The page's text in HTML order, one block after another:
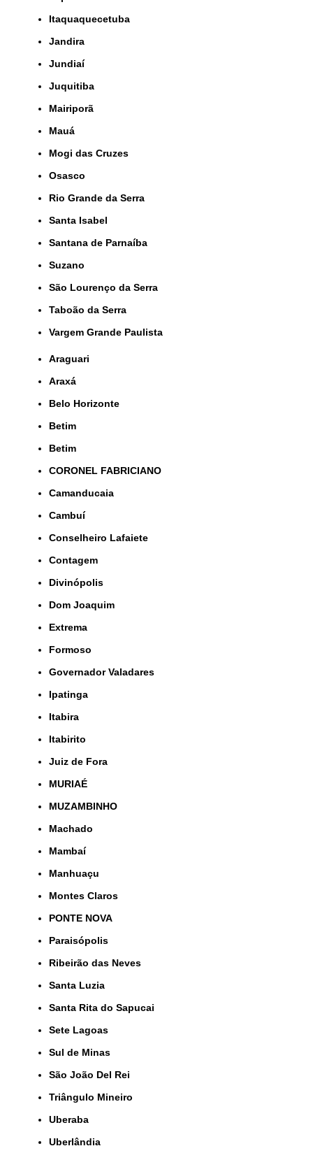
Itaquaquecetuba
Jandira
Jundiaí
Juquitiba
Mairiporã
Mauá
Mogi das Cruzes
Osasco
Rio Grande da Serra
Santa Isabel
Santana de Parnaíba
Suzano
São Lourenço da Serra
Taboão da Serra
Vargem Grande Paulista
Araguari
Araxá
Belo Horizonte
Betim
Betim
CORONEL FABRICIANO
Camanducaia
Cambuí
Conselheiro Lafaiete
Contagem
Divinópolis
Dom Joaquim
Extrema
Formoso
Governador Valadares
Ipatinga
Itabira
Itabirito
Juiz de Fora
MURIAÉ
MUZAMBINHO
Machado
Mambaí
Manhuaçu
Montes Claros
PONTE NOVA
Paraisópolis
Ribeirão das Neves
Santa Luzia
Santa Rita do Sapucai
Sete Lagoas
Sul de Minas
São João Del Rei
Triângulo Mineiro
Uberaba
Uberlândia